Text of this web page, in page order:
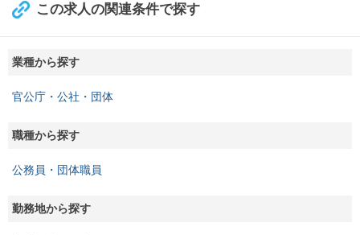
この求人の関連条件で探す
業種から探す
官公庁・公社・団体
職種から探す
公務員・団体職員
勤務地から探す